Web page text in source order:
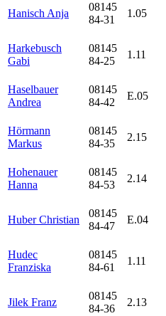
Hanisch Anja
08145
84-31
1.05
Harkebusch
Gabi
08145
84-25
1.11
Haselbauer
Andrea
08145
84-42
E.05
Hörmann
Markus
08145
84-35
2.15
Hohenauer
Hanna
08145
84-53
2.14
Huber Christian
08145
84-47
E.04
Hudec
Franziska
08145
84-61
1.11
Jilek Franz
08145
84-36
2.13